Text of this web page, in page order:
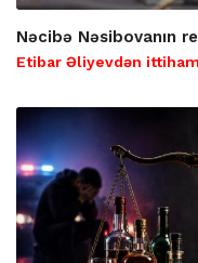
Nəcibə Nəsibovanın
Etibar Əliyevdən